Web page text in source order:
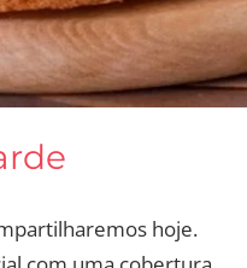
hoje.